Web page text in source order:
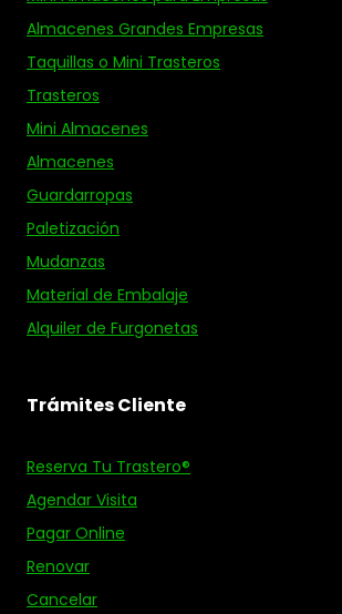
Almacenes Grandes Empresas
Taquillas o Mini Trasteros
Trasteros
Mini Almacenes
Almacenes
Guardarropas
Paletización
Mudanzas
Material de Embalaje
Alquiler de Furgonetas
Trámites Cliente
Reserva Tu Trastero®
Agendar Visita
Pagar Online
Renovar
Cancelar